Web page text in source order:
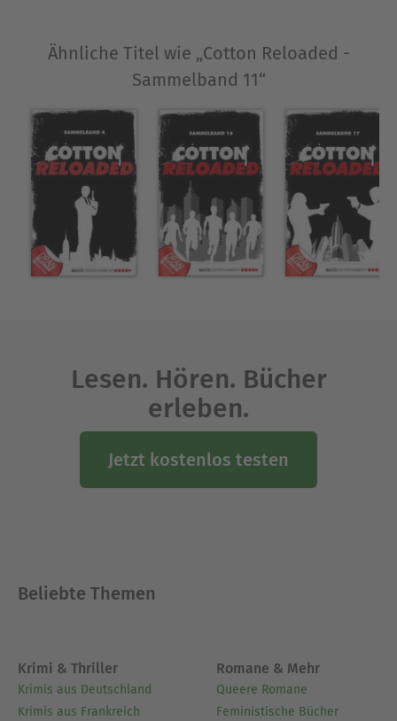
Ähnliche Titel wie „Cotton Reloaded -
Sammelband 11“
Lesen. Hören. Bücher
erleben.
Jetzt kostenlos testen
Beliebte Themen
Krimi & Thriller
Krimis aus Deutschland
Krimis aus Frankreich
Romane & Mehr
Queere Romane
Feministische Bücher